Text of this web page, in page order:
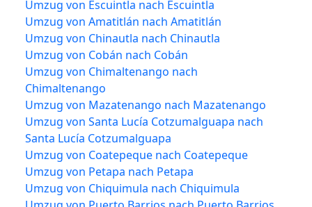
Umzug von Escuintla nach Escuintla
Umzug von Amatitlán nach Amatitlán
Umzug von Chinautla nach Chinautla
Umzug von Cobán nach Cobán
Umzug von Chimaltenango nach
Chimaltenango
Umzug von Mazatenango nach Mazatenango
Umzug von Santa Lucía Cotzumalguapa nach
Santa Lucía Cotzumalguapa
Umzug von Coatepeque nach Coatepeque
Umzug von Petapa nach Petapa
Umzug von Chiquimula nach Chiquimula